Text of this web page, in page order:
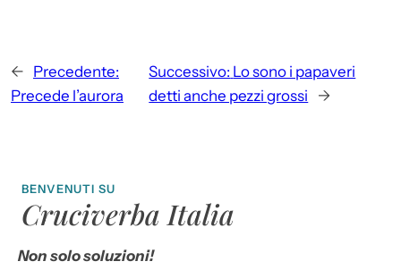
← Precedente:
Precede l’aurora
Successivo: Lo sono i papaveri
detti anche pezzi grossi
→
BENVENUTI SU
Cruciverba Italia
Non solo soluzioni!